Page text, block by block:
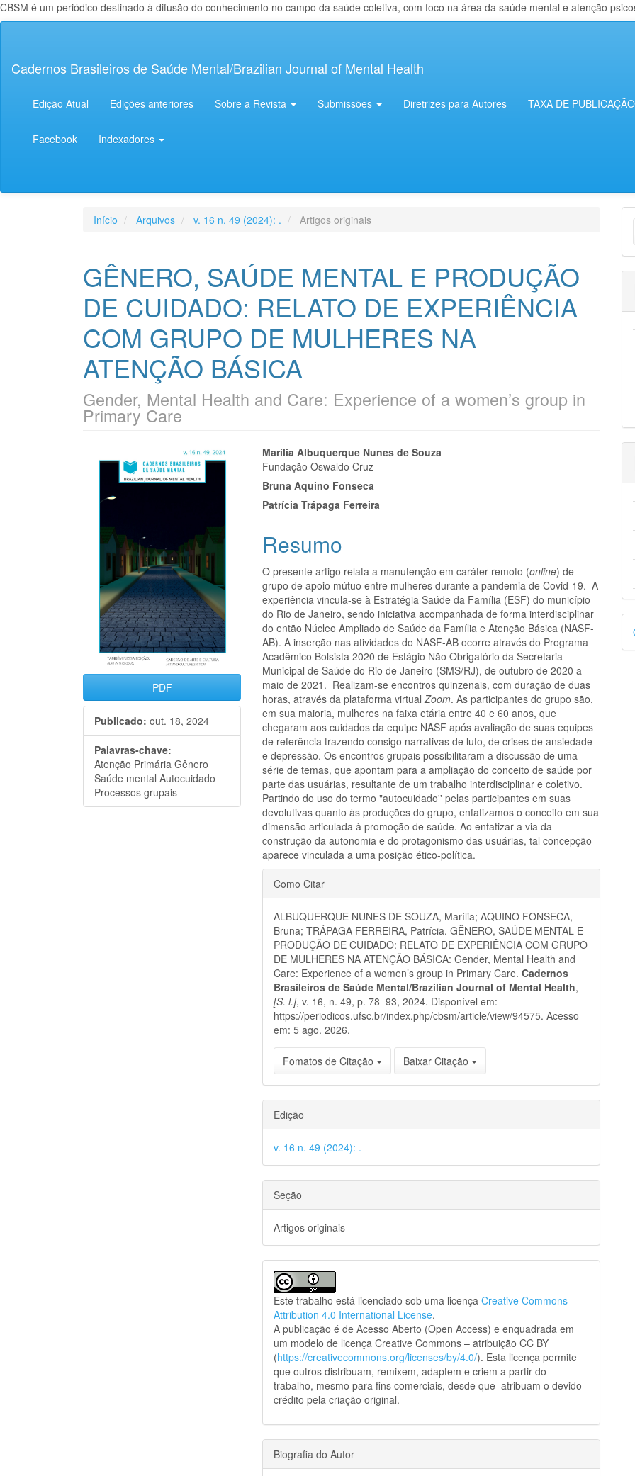
CBSM é um periódico destinado à difusão do conhecimento no campo da saúde coletiva, com foco na área da saúde mental e atenção
principal
Lateral
Cadernos Brasileiros de Saúde Mental/Brazilian Journal of Mental Health
Edição Atual Edições anteriores Sobre a Revista Submissões Diretrizes para Autores TAXA DE PUBLICAÇÃO
Facebook Indexadores
Início Arquivos v. 16 n. 49 (2024): . Artigos originais
GÊNERO, SAÚDE MENTAL E PRODUÇÃO
DE CUIDADO: RELATO DE EXPERIÊNCIA
COM GRUPO DE MULHERES NA
ATENÇÃO BÁSICA
Gender, Mental Health and Care: Experience of a women’s group in
Primary Care
Barra
lateral
de
artigos
PDF
Publicado: out. 18, 2024
Palavras-chave:
Atenção Primária Gênero
Saúde mental Autocuidado
Processos grupais
Conteúdo
do
artigo
principal
Marília Albuquerque Nunes de Souza
Fundação Oswaldo Cruz
Bruna Aquino Fonseca
Patrícia Trápaga Ferreira
Resumo
O presente artigo relata a manutenção em caráter remoto (online) de
grupo de apoio mútuo entre mulheres durante a pandemia de Covid-19. A
experiência vincula-se à Estratégia Saúde da Família (ESF) do município
do Rio de Janeiro, sendo iniciativa acompanhada de forma interdisciplinar
do então Núcleo Ampliado de Saúde da Família e Atenção Básica (NASF-
AB). A inserção nas atividades do NASF-AB ocorre através do Programa
Acadêmico Bolsista 2020 de Estágio Não Obrigatório da Secretaria
Municipal de Saúde do Rio de Janeiro (SMS/RJ), de outubro de 2020 a
maio de 2021. Realizam-se encontros quinzenais, com duração de duas
horas, através da plataforma virtualZoom. As participantes do grupo são,
em sua maioria, mulheres na faixa etária entre 40 e 60 anos, que
chegaram aos cuidados da equipe NASF após avaliação de suas equipes
de referência trazendo consigo narrativas de luto, de crises de ansiedade
e depressão. Os encontros grupais possibilitaram a discussão de uma
série de temas, que apontam para a ampliação do conceito de saúde por
parte das usuárias, resultante de um trabalho interdisciplinar e coletivo.
Partindo do uso do termo "autocuidado'' pelas participantes em suas
devolutivas quanto às produções do grupo, enfatizamos o conceito em sua
dimensão articulada à promoção de saúde. Ao enfatizar a via da
construção da autonomia e do protagonismo das usuárias, tal concepção
aparece vinculada a uma posição ético-política.
Detalhes
do
artigo
Como Citar
ALBUQUERQUE NUNES DE SOUZA, Marília; AQUINO FONSECA,
Bruna; TRÁPAGA FERREIRA, Patrícia. GÊNERO, SAÚDE MENTAL E
PRODUÇÃO DE CUIDADO: RELATO DE EXPERIÊNCIA COM GRUPO
DE MULHERES NA ATENÇÃO BÁSICA: Gender, Mental Health and
Care: Experience of a women’s group in Primary Care.Cadernos
Brasileiros de Saúde Mental/Brazilian Journal of Mental Health,
[S. l.], v. 16, n. 49, p. 78–93, 2024. Disponível em:
https://periodicos.ufsc.br/index.php/cbsm/article/view/94575. Acesso
em: 5 ago. 2026.
Fomatos de Citação Baixar Citação
Edição
v. 16 n. 49 (2024): .
Seção
Artigos originais
Este trabalho está licenciado sob uma licençaCreative Commons
Attribution 4.0 International License.
A publicação é de Acesso Aberto (Open Access) e enquadrada em
um modelo de licença Creative Commons – atribuição CC BY
(https://creativecommons.org/licenses/by/4.0/). Esta licença permite
que outros distribuam, remixem, adaptem e criem a partir do
trabalho, mesmo para fins comerciais, desde que atribuam o devido
crédito pela criação original.
Biografia do Autor